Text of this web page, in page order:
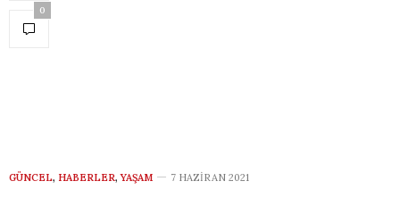
0
GÜNCEL, HABERLER, YAŞAM 7 HAZIRAN 2021